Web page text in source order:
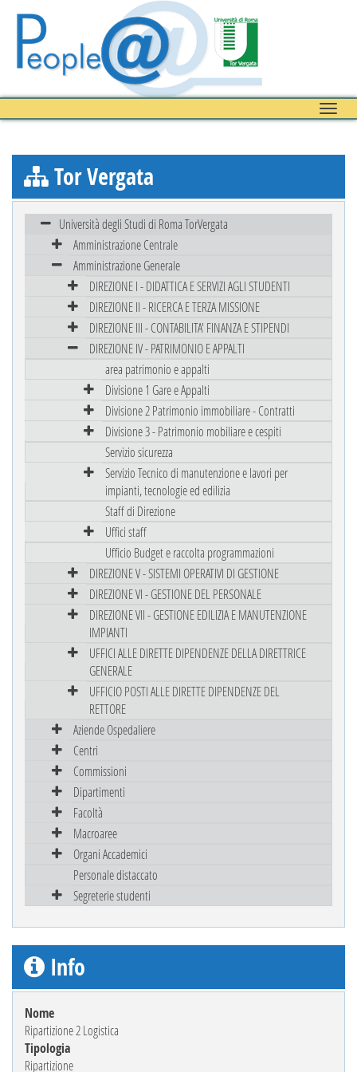
Toggle
Tor Vergata
Università degli Studi di Roma TorVergata
Amministrazione Centrale
Amministrazione Generale
DIREZIONE I - DIDATTICA E SERVIZI AGLI STUDENTI
DIREZIONE II - RICERCA E TERZA MISSIONE
DIREZIONE III - CONTABILITA' FINANZA E STIPENDI
DIREZIONE IV - PATRIMONIO E APPALTI
area patrimonio e appalti
Divisione 1 Gare e Appalti
Divisione 2 Patrimonio immobiliare - Contratti
Divisione 3 - Patrimonio mobiliare e cespiti
Servizio sicurezza
Servizio Tecnico di manutenzione e lavori per
impianti, tecnologie ed edilizia
Staff di Direzione
Uffici staff
Ufficio Budget e raccolta programmazioni
DIREZIONE V - SISTEMI OPERATIVI DI GESTIONE
DIREZIONE VI - GESTIONE DEL PERSONALE
DIREZIONE VII - GESTIONE EDILIZIA E MANUTENZIONE
IMPIANTI
UFFICI ALLE DIRETTE DIPENDENZE DELLA DIRETTRICE
GENERALE
UFFICIO POSTI ALLE DIRETTE DIPENDENZE DEL
RETTORE
Aziende Ospedaliere
Centri
Commissioni
Dipartimenti
Facoltà
Macroaree
Organi Accademici
Personale distaccato
Segreterie studenti
Info
Nome
Ripartizione 2 Logistica
Tipologia
Ripartizione